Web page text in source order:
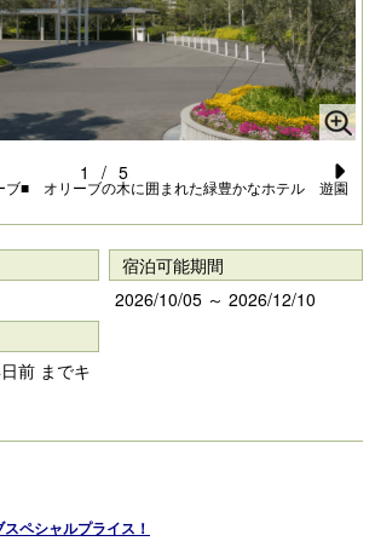
ブ■ オリーブの木に囲まれた緑豊かなホテル 遊園
N
e
xt
1 / 5
宿泊可能期間
2026/10/05 ～ 2026/12/10
前 までキ
ペシャルプライス！